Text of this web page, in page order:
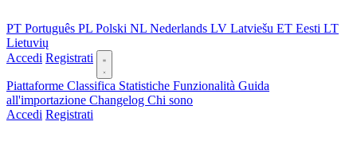
PT Português PL Polski NL Nederlands LV Latviešu ET Eesti LT
Lietuvių
Accedi Registrati
Piattaforme Classifica Statistiche Funzionalità Guida
all'importazione Changelog Chi sono
Accedi Registrati